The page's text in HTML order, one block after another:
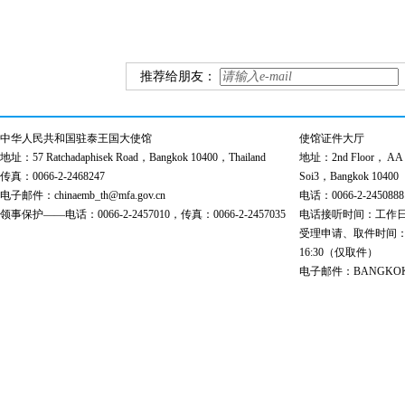
推荐给朋友：
中华人民共和国驻泰王国大使馆
地址：57 Ratchadaphisek Road，Bangkok 10400，Thailand
传真：0066-2-2468247
电子邮件：chinaemb_th@mfa.gov.cn
领事保护——电话：0066-2-2457010，传真：0066-2-2457035
使馆证件大厅
地址：2nd Floor， AA
Soi3，Bangkok 10400
电话：0066-2-
电话接听时间：工作
受理申请、取件时间
16:30（仅取件）
电子邮件：